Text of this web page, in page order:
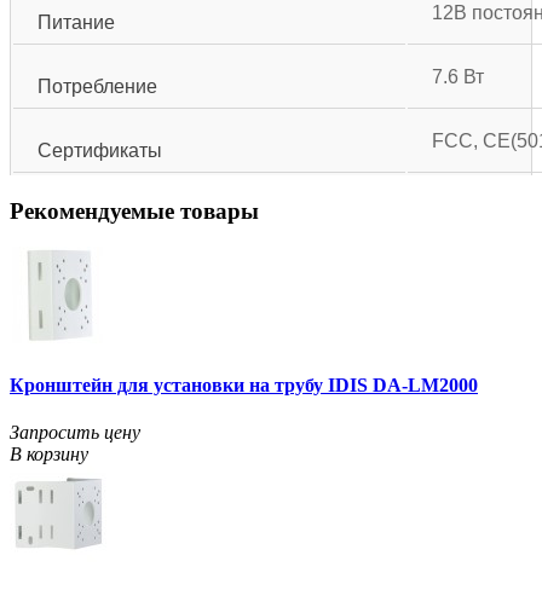
Питание 12В
Потребление 7.6 Вт
Сертификаты FCC,
Рекомендуемые товары
Кронштейн для установки на трубу IDIS DA-LM2000
Запросить цену
В корзину